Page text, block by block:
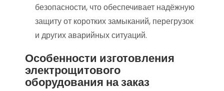
безопасности, что обеспечивает надёжную
защиту от коротких замыканий, перегрузок
и других аварийных ситуаций.
Особенности изготовления
электрощитового
оборудования на заказ